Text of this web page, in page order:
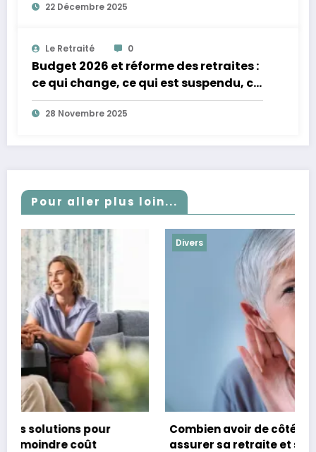
22 Décembre 2025
Le Retraité 0
Budget 2026 et réforme des retraites :
ce qui change, ce qui est suspendu, ce
qui revient
28 Novembre 2025
Pour aller plus loin...
Combien avoir de côté à 60 ans : Guide pour
assurer sa retraite et sa sécurité financière